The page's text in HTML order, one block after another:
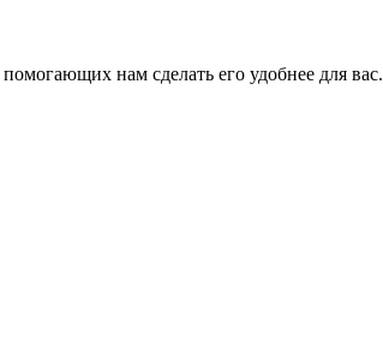
помогающих нам сделать его удобнее для вас.